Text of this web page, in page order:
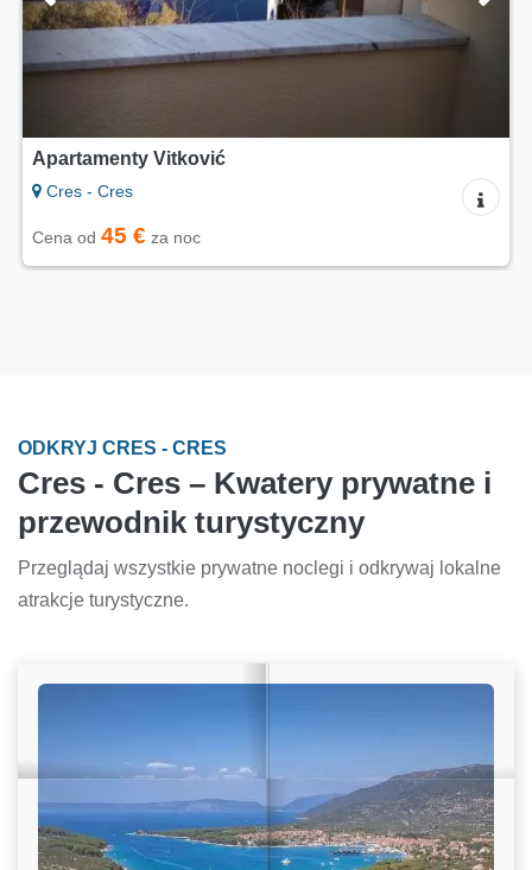
Apartamenty Vitković
Cres - Cres
Cena od 45 € za noc
ODKRYJ CRES - CRES
Cres - Cres – Kwatery prywatne i
przewodnik turystyczny
Przeglądaj wszystkie prywatne noclegi i odkrywaj lokalne
atrakcje turystyczne.